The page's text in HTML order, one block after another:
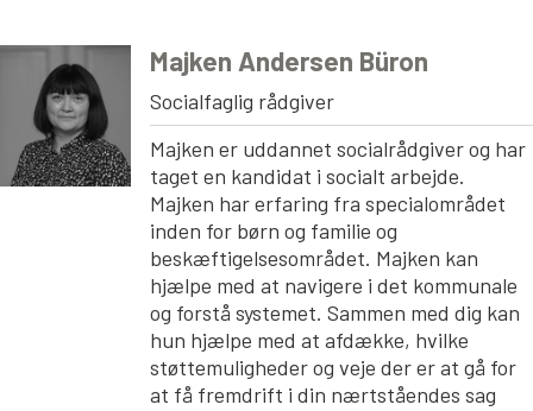
Majken Andersen Büron
Socialfaglig rådgiver
Majken er uddannet socialrådgiver og har
taget en kandidat i socialt arbejde.
Majken har erfaring fra specialområdet
inden for børn og familie og
beskæftigelsesområdet. Majken kan
hjælpe med at navigere i det kommunale
og forstå systemet. Sammen med dig kan
hun hjælpe med at afdække, hvilke
støttemuligheder og veje der er at gå for
at få fremdrift i din nærtståendes sag